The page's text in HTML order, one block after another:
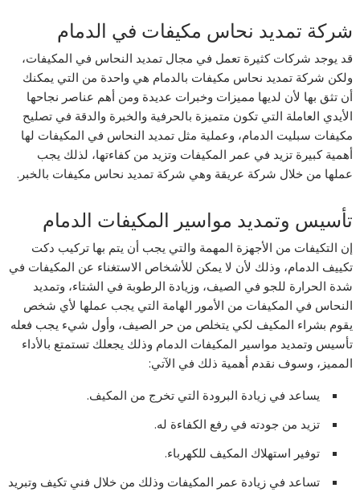
شركة تمديد نحاس مكيفات في الدمام
قد يوجد شركات كثيرة تعمل في مجال تمديد النحاس في المكيفات،
ولكن شركة تمديد نحاس مكيفات بالدمام هي واحدة من التي يمكنك
أن تثق بها لأن لديها مميزات وخبرات عديدة ومن أهم عناصر نجاحها
الأيدي العاملة التي تكون متميزة بالحرفية والخبرة والدقة في تصليح
مكيفات سبليت الدمام، وعملية مثل تمديد النحاس في المكيفات لها
أهمية كبيرة تزيد في عمر المكيفات وتزيد من كفاءتها، لذلك يجب
عملها من خلال شركة عريقة وهي شركة تمديد نحاس مكيفات بالخبر.
تأسيس وتمديد مواسير المكيفات الدمام
إن التكيفات من الأجهزة المهمة والتي يجب أن يتم بها تركيب دكت
تكييف الدمام، وذلك لأن لا يمكن للأشخاص الاستغناء عن المكيفات في
شدة الحرارة للجو في الصيف، وزيادة الرطوبة في الشتاء، وتمديد
النحاس في المكيفات من الأمور الهامة التي يجب عملها لأي شخص
يقوم بشراء المكيف لكي يتخلص من حر الصيف، وأول شيء يجب فعله
تأسيس وتمديد مواسير المكيفات الدمام وذلك يجعلك تستمتع بالأداء
المميز، وسوف نقدم أهمية ذلك في الآتي:
يساعد في زيادة البرودة التي تخرج من المكيف.
تزيد من جودته في رفع الكفاءة له.
توفير استهلاك المكيف للكهرباء.
تساعد في زيادة عمر المكيفات وذلك من خلال فني تكيف وتبريد